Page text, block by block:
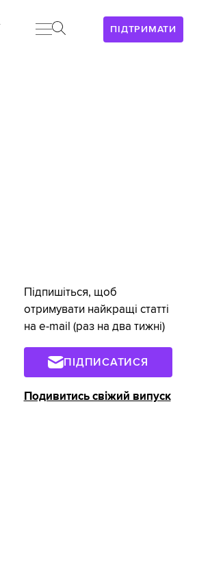
ПІДТРИМАТИ
Підпишіться, щоб
отримувати найкращі статті
на e-mail (раз на два тижні)
ПІДПИСАТИСЯ
Подивитись свіжий випуск